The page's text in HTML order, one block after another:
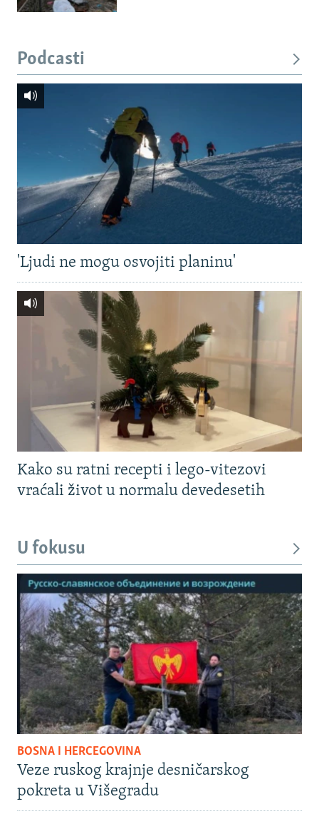
Podcasti
'Ljudi ne mogu osvojiti planinu'
Kako su ratni recepti i lego-vitezovi
vraćali život u normalu devedesetih
U fokusu
BOSNA I HERCEGOVINA
Veze ruskog krajnje desničarskog
pokreta u Višegradu